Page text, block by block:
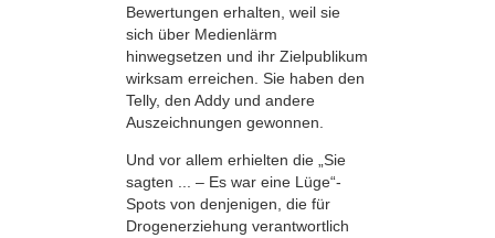
Bewertungen erhalten, weil sie
sich über Medienlärm
hinwegsetzen und ihr Zielpublikum
wirksam erreichen. Sie haben den
Telly, den Addy und andere
Auszeichnungen gewonnen.
Und vor allem erhielten die „Sie
sagten ... – Es war eine Lüge“-
Spots von denjenigen, die für
Drogenerziehung verantwortlich